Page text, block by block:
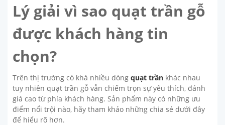
Lý giải vì sao quạt trần gỗ
được khách hàng tin
chọn?
Trên thị trường có khá nhiều dòng quạt trần khác nhau
tuy nhiên quạt trần gỗ vẫn chiếm trọn sự yêu thích, đánh
giá cao từ phía khách hàng. Sản phẩm này có những ưu
điểm nổi trội nào, hãy tham khảo những chia sẻ dưới đây
để hiểu rõ hơn.